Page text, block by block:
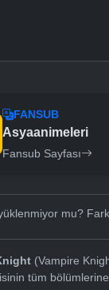
FANSUB
Asyaanimeleri
Fansub Sayfası
mu?
(Vampire
tüm bölümlerine